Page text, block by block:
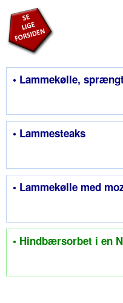
• Lammekølle,
• Lammesteaks
• Lammekølle med
• Hindbærsorbet i en